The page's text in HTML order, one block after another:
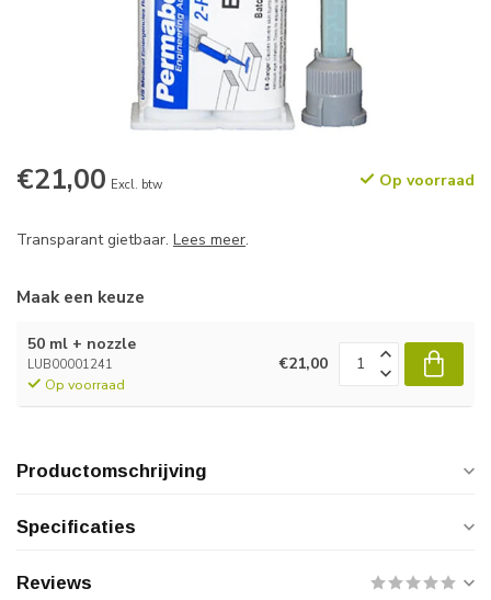
€21,00 Excl. btw Op voorraad
Transparant gietbaar. Lees meer.
Maak een keuze
50 ml + nozzle
LUB00001241
Op voorraad
€21,00
Productomschrijving
Specificaties
Reviews